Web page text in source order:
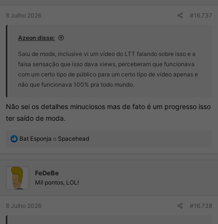
8 Julho 2026 #16.737
Azeon disse:
Saiu de moda, inclusive vi um vídeo do LTT falando sobre isso e a
falsa sensação que isso dava views, perceberam que funcionava
com um certo tipo de público para um certo tipo de vídeo apenas e
não que funcionava 100% pra todo mundo.
Não sei os detalhes minuciosos mas de fato é um progresso isso
ter saído de moda.
R
e
s
Bat Esponja e Spacehead
FeDeBe
Mil pontos, LOL!
8 Julho 2026 #16.738